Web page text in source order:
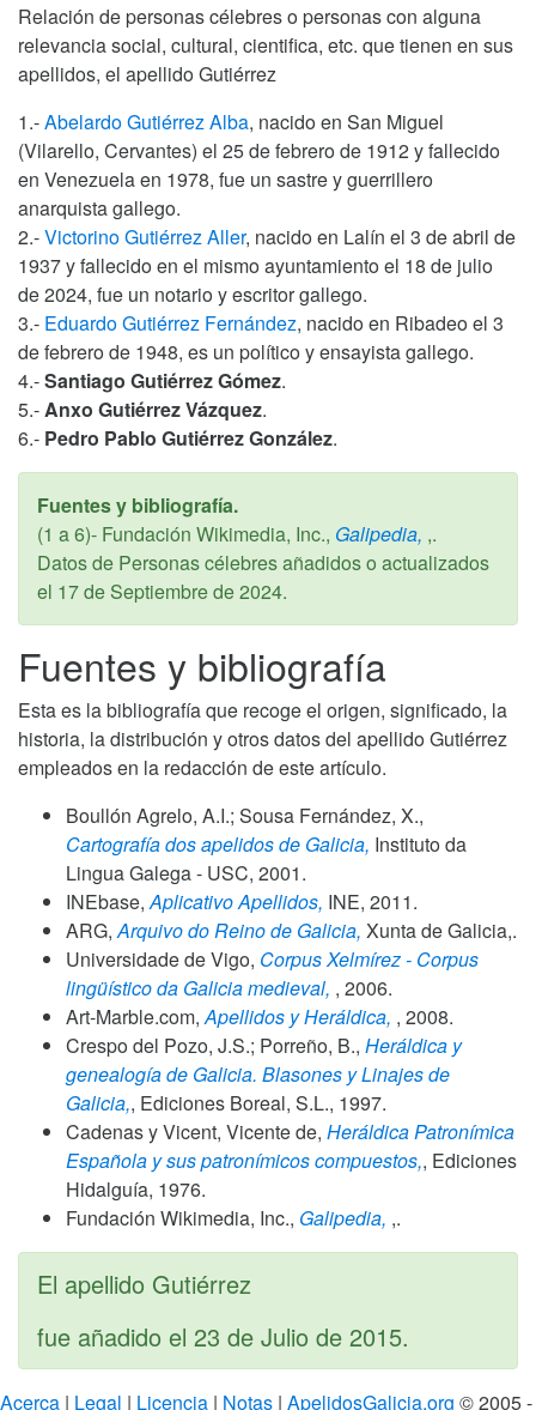
Relación de personas célebres o personas con alguna
relevancia social, cultural, cientifica, etc. que tienen en sus
apellidos, el apellido Gutiérrez
1.-Abelardo Gutiérrez Alba, nacido en San Miguel
(Vilarello, Cervantes) el 25 de febrero de 1912 y fallecido
en Venezuela en 1978, fue un sastre y guerrillero
anarquista gallego.
2.-Victorino Gutiérrez Aller, nacido en Lalín el 3 de abril de
1937 y fallecido en el mismo ayuntamiento el 18 de julio
de 2024, fue un notario y escritor gallego.
3.- Eduardo Gutiérrez Fernández, nacido en Ribadeo el 3
de febrero de 1948, es un político y ensayista gallego.
4.-Santiago Gutiérrez Gómez.
5.- Anxo Gutiérrez Vázquez.
6.- Pedro Pablo Gutiérrez González.
Fuentes y bibliografía.
(1 a 6)- Fundación Wikimedia, Inc., Galipedia, ,.
Datos de Personas célebres añadidos o actualizados
el 17 de Septiembre de 2024.
Fuentes y bibliografía
Esta es la bibliografía que recoge el origen, significado, la
historia, la distribución y otros datos del apellido Gutiérrez
empleados en la redacción de este artículo.
Boullón Agrelo, A.I.; Sousa Fernández, X.,
Cartografía dos apelidos de Galicia, Instituto da
Lingua Galega - USC, 2001.
INEbase, Aplicativo Apellidos, INE, 2011.
ARG, Arquivo do Reino de Galicia, Xunta de Galicia,.
Universidade de Vigo, Corpus Xelmírez - Corpus
lingüístico da Galicia medieval, , 2006.
Art-Marble.com, Apellidos y Heráldica, , 2008.
Crespo del Pozo, J.S.; Porreño, B., Heráldica y
genealogía de Galicia. Blasones y Linajes de
Galicia,, Ediciones Boreal, S.L., 1997.
Cadenas y Vicent, Vicente de, Heráldica Patronímica
Española y sus patronímicos compuestos,, Ediciones
Hidalguía, 1976.
Fundación Wikimedia, Inc., Galipedia, ,.
El apellido Gutiérrez
fue añadido el 23 de Julio de 2015.
Acerca | Legal | Licencia | Notas | ApelidosGalicia.org © 2005 -